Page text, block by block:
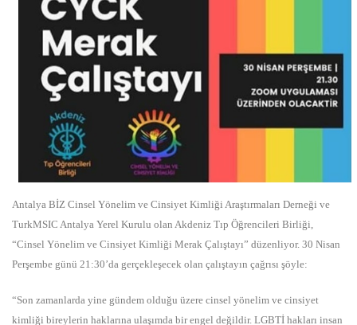
Antalya BİZ Cinsel Yönelim ve Cinsiyet Kimliği Araştırmaları Derneği ve
TurkMSIC Antalya Yerel Kurulu olan Akdeniz Tıp Öğrencileri Birliği,
“Cinsel Yönelim ve Cinsiyet Kimliği Merak Çalıştayı” düzenliyor. 30 Nisan
Perşembe günü 21:30’da gerçekleşecek olan çalıştayın çağrısı şöyle:
“Son zamanlarda yine gündem olduğu üzere cinsel yönelim ve cinsiyet
kimliği bireylerin haklarına ulaşımda bir engel değildir. LGBTİ hakları insan